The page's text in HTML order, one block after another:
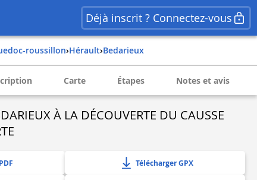
Déjà inscrit ? Connectez-vous
roussillon› hérault› bedarieux
Carte Étapes Notes et avis
À LA DÉCOUVERTE DU CAUSSE
Télécharger GPX